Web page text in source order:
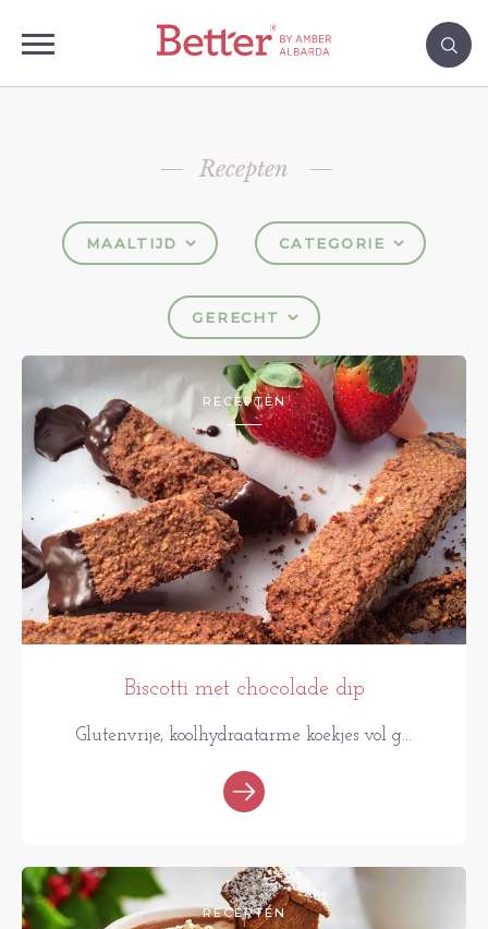
Recepten
MAALTIJD CATEGORIE
GERECHT
RECEPTEN
Biscotti met chocolade dip
Glutenvrije, koolhydraatarme koekjes vol g...
RECEPTEN